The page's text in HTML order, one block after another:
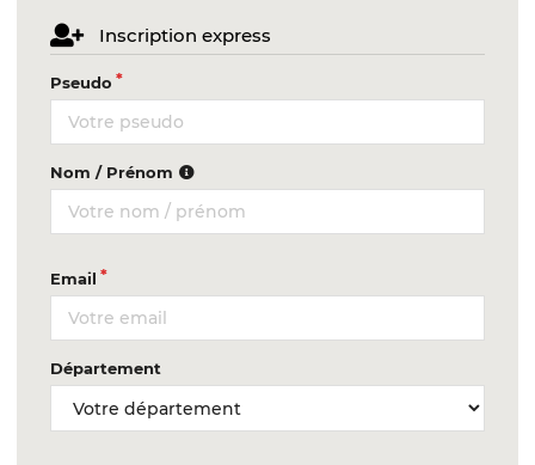
Inscription express
Pseudo
Nom / Prénom
Email
Département